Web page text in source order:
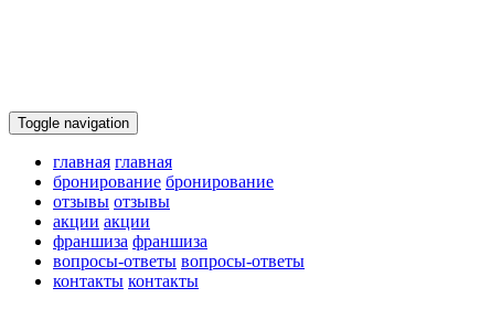
Toggle navigation
главная главная
бронирование бронирование
отзывы отзывы
акции акции
франшиза франшиза
вопросы-ответы вопросы-ответы
контакты контакты